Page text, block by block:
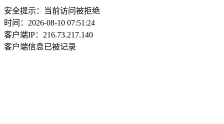
安全提示：当前访问被拒绝
时间：2026-08-10 07:51:24
客户端IP：216.73.217.140
客户端信息已被记录